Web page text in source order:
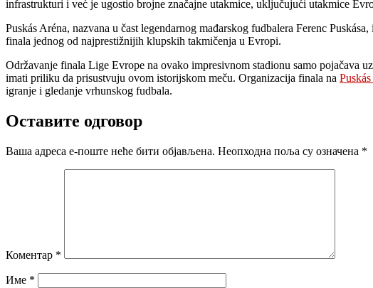
infrastrukturi i već je ugostio brojne značajne utakmice, uključujući utakmice
Puskás Aréna, nazvana u čast legendarnog mađarskog fudbalera Ferenc
finala jednog od najprestižnijih klupskih takmičenja u Evropi.
Održavanje finala Lige Evrope na ovako impresivnom stadionu samo pojačava
imati priliku da prisustvuju ovom istorijskom meču. Organizacija finala na
igranje i gledanje vrhunskog fudbala.
Оставите одговор
Ваша адреса е-поште неће бити објављена. Неопходна поља су означена *
Коментар *
Име *